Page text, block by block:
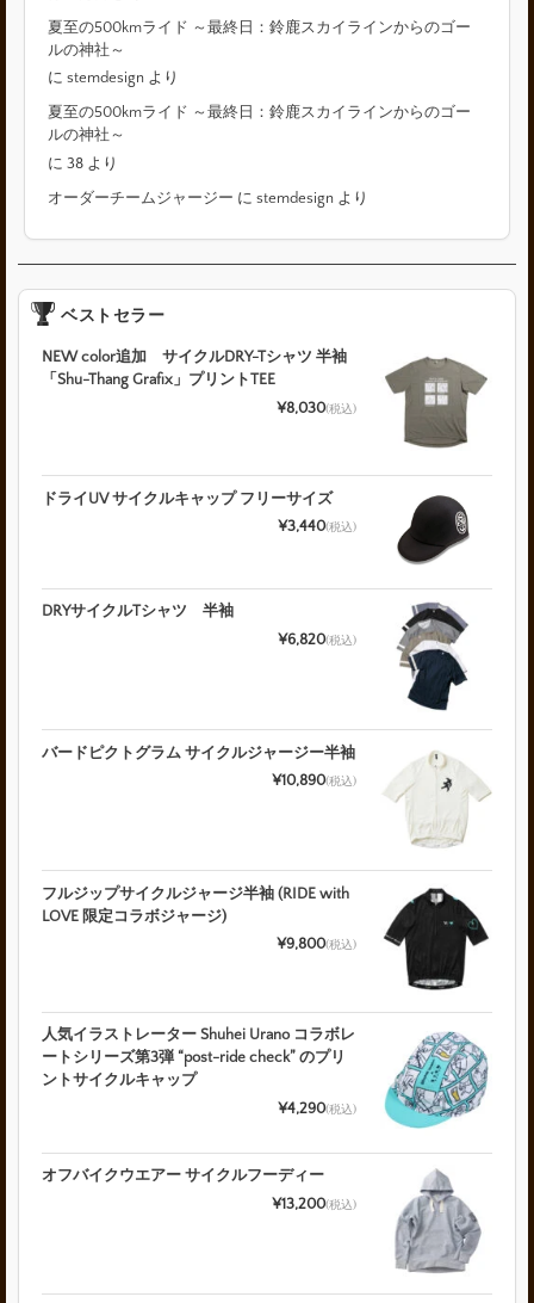
夏至の500kmライド ～最終日：鈴鹿スカイラインからのゴー
ルの神社～
にstemdesign より
夏至の500kmライド ～最終日：鈴鹿スカイラインからのゴー
ルの神社～
に38 より
オーダーチームジャージー にstemdesign より
ベストセラー
NEW color追加 サイクルDRY-Tシャツ 半袖
「Shu-Thang Grafix」プリントTEE
¥8,030(税込)
ドライUV サイクルキャップ フリーサイズ
¥3,440(税込)
DRYサイクルTシャツ 半袖
¥6,820(税込)
バードピクトグラム サイクルジャージー半袖
¥10,890(税込)
フルジップサイクルジャージ半袖 (RIDE with
LOVE 限定コラボジャージ)
¥9,800(税込)
人気イラストレーター Shuhei Urano コラボレ
ートシリーズ第3弾 “post-ride check” のプリ
ントサイクルキャップ
¥4,290(税込)
オフバイクウエアー サイクルフーディー
¥13,200(税込)